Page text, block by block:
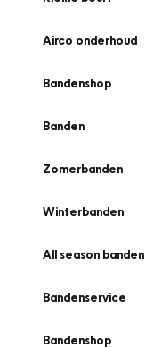
Airco onderhoud
Bandenshop
Banden
Zomerbanden
Winterbanden
All season banden
Bandenservice
Bandenshop